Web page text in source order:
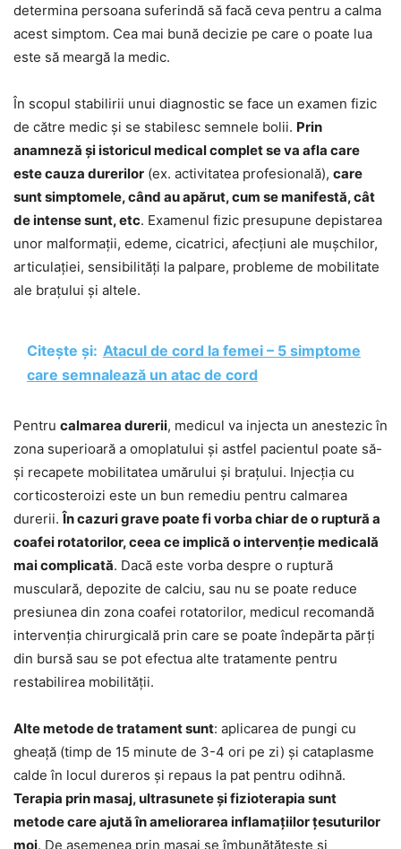
determina persoana suferindă să facă ceva pentru a calma
acest simptom. Cea mai bună decizie pe care o poate lua
este să meargă la medic.
În scopul stabilirii unui diagnostic se face un examen fizic
de către medic și se stabilesc semnele bolii. Prin
anamneză și istoricul medical complet se va afla care
este cauza durerilor (ex. activitatea profesională), care
sunt simptomele, când au apărut, cum se manifestă, cât
de intense sunt, etc. Examenul fizic presupune depistarea
unor malformații, edeme, cicatrici, afecțiuni ale mușchilor,
articulației, sensibilități la palpare, probleme de mobilitate
ale brațului și altele.
Citește și: Atacul de cord la femei – 5 simptome
care semnalează un atac de cord
Pentru calmarea durerii, medicul va injecta un anestezic în
zona superioară a omoplatului și astfel pacientul poate să-
și recapete mobilitatea umărului și brațului. Injecția cu
corticosteroizi este un bun remediu pentru calmarea
durerii.În cazuri grave poate fi vorba chiar de o ruptură a
coafei rotatorilor, ceea ce implică o intervenție medicală
mai complicată. Dacă este vorba despre o ruptură
musculară, depozite de calciu, sau nu se poate reduce
presiunea din zona coafei rotatorilor, medicul recomandă
intervenția chirurgicală prin care se poate îndepărta părți
din bursă sau se pot efectua alte tratamente pentru
restabilirea mobilității.
Alte metode de tratament sunt: aplicarea de pungi cu
gheață (timp de 15 minute de 3-4 ori pe zi) și cataplasme
calde în locul dureros și repaus la pat pentru odihnă.
Terapia prin masaj, ultrasunete și fizioterapia sunt
metode care ajută în ameliorarea inflamațiilor țesuturilor
moi. De asemenea prin masaj se îmbunătățește și